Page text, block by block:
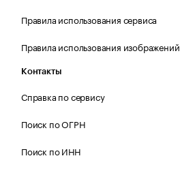
Правила использования сервиса
Правила использования изображений
Контакты
Справка по сервису
Поиск по ОГРН
Поиск по ИНН